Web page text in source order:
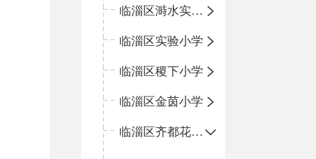
临淄区溡水实验学校
临淄区实验小学
临淄区稷下小学
临淄区金茵小学
临淄区齐都花园小学